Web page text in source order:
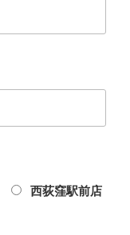
西荻窪駅前店